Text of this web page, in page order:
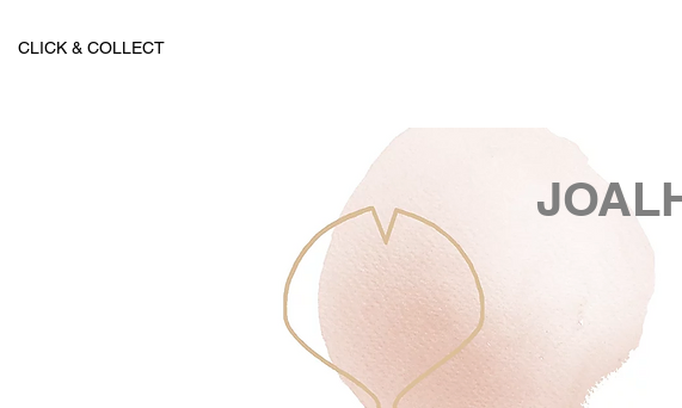
CLICK & COLLECT